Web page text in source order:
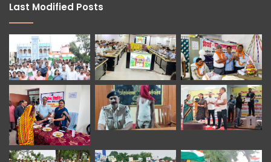
Last Modified Posts